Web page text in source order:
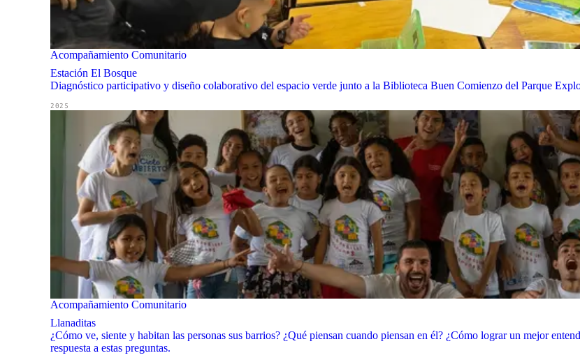
Acompañamiento Comunitario
Estación El Bosque
Diagnóstico participativo y diseño colaborativo del espacio verde junto a la Biblioteca Buen Comienzo del Parque
2025
Acompañamiento Comunitario
Llanaditas
¿Cómo ve, siente y habitan las personas sus barrios? ¿Qué piensan cuando piensan en él? ¿Cómo lograr un mejor
respuesta a estas preguntas.